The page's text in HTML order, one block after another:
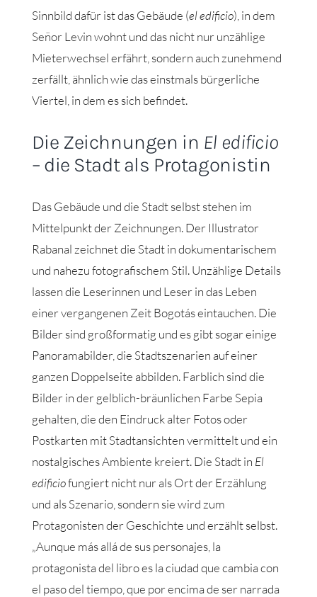
Sinnbild dafür ist das Gebäude (el edificio), in dem
Señor Levin wohnt und das nicht nur unzählige
Mieterwechsel erfährt, sondern auch zunehmend
zerfällt, ähnlich wie das einstmals bürgerliche
Viertel, in dem es sich befindet.
Die Zeichnungen in El edificio
– die Stadt als Protagonistin
Das Gebäude und die Stadt selbst stehen im
Mittelpunkt der Zeichnungen. Der Illustrator
Rabanal zeichnet die Stadt in dokumentarischem
und nahezu fotografischem Stil. Unzählige Details
lassen die Leserinnen und Leser in das Leben
einer vergangenen Zeit Bogotás eintauchen. Die
Bilder sind großformatig und es gibt sogar einige
Panoramabilder, die Stadtszenarien auf einer
ganzen Doppelseite abbilden. Farblich sind die
Bilder in der gelblich-bräunlichen Farbe Sepia
gehalten, die den Eindruck alter Fotos oder
Postkarten mit Stadtansichten vermittelt und ein
nostalgisches Ambiente kreiert. Die Stadt in El
edificiofungiert nicht nur als Ort der Erzählung
und als Szenario, sondern sie wird zum
Protagonisten der Geschichte und erzählt selbst.
„Aunque más allá de sus personajes, la
protagonista del libro es la ciudad que cambia con
el paso del tiempo, que por encima de ser narrada